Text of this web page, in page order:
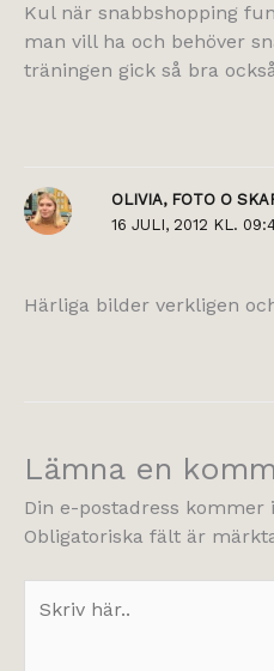
Kul när snabbshopping
man vill ha och behöver
träningen gick så bra
OLIVIA, FOTO O
16 JULI, 2012 KL.
Härliga bilder verkligen
Lämna en
Din e-postadress kommer
Obligatoriska fält är
här..